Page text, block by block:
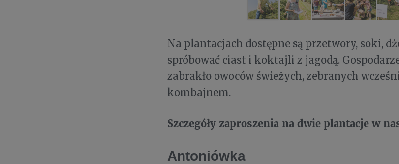
Na plantacjach dostępne są przetwory, soki,
spróbować ciast i koktajli z jagodą.
zabrakło owoców świeżych, zebranych
kombajnem.
Szczegóły zaproszenia na dwie plantacje w
Antoniówka